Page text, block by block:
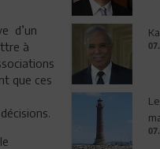
d’un
à
que ces